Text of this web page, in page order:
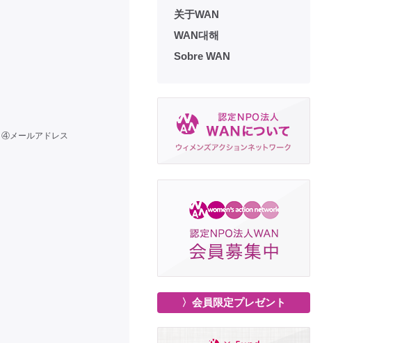
メールアドレス
关于WAN
WAN대해
Sobre WAN
〉会員限定プレゼント